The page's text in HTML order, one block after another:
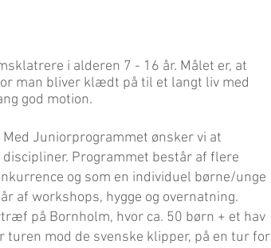
i alderen 7 - 16 år. Målet er, at
man bliver klædt på til et langt liv med
god motion.
Juniorprogrammet ønsker vi at
Programmet består af flere
og som en individuel børne/unge
af workshops, hygge og overnatning.
på Bornholm, hvor ca. 50 børn + et hav
mod de svenske klipper, på en tur for